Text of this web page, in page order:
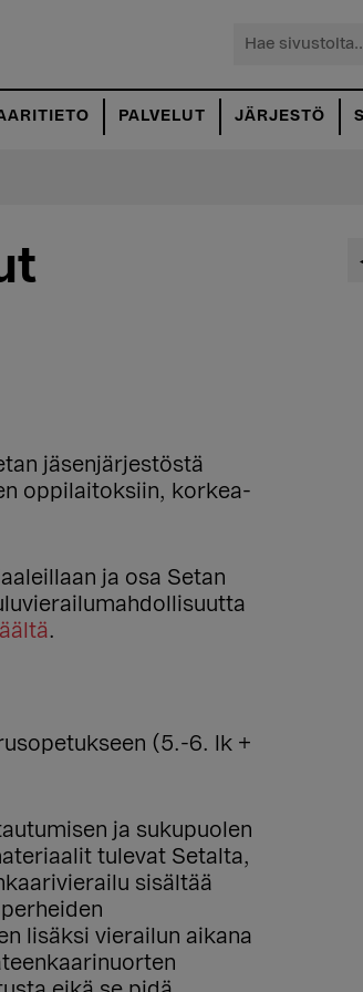
Hae
PALVELUT JÄRJESTÖ
jäsenjärjestöstä
oppilaitoksiin, korkea-
ja osa Setan
.
(5.-6. lk +
ja sukupuolen
tulevat Setalta,
sisältää
lisäksi vierailun aikana